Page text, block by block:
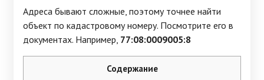
Адреса бывают сложные, поэтому точнее найти
объект по кадастровому номеру. Посмотрите его в
документах. Например, 77:08:0009005:8
Содержание